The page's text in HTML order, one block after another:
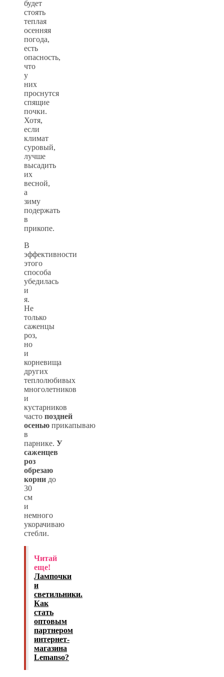
будет
стоять
теплая
осенняя
погода,
есть
опасность,
что
у
них
проснутся
спящие
почки.
Хотя,
если
климат
суровый,
лучше
высадить
их
весной,
а
зиму
подержать
в
прикопе.
В
эффективности
этого
способа
убедилась
и
я.
Не
только
саженцы
роз,
но
и
корневища
других
теплолюбивых
многолетников
и
кустарников
часто поздней
осенью прикапываю
в
парнике. У
саженцев
роз
обрезаю
корни до
30
см
и
немного
укорачиваю
стебли.
Читай
еще!
Лампочки
и
светильники.
Как
стать
оптовым
партнером
интернет-
магазина
Lemanso?